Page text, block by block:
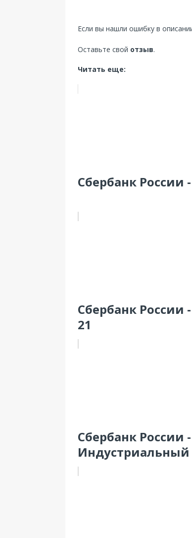
Если вы нашли ошибку в
Оставьте свой отзыв.
Читать еще:
Сбербанк России
Сбербанк России
21
Сбербанк России
Индустриальный